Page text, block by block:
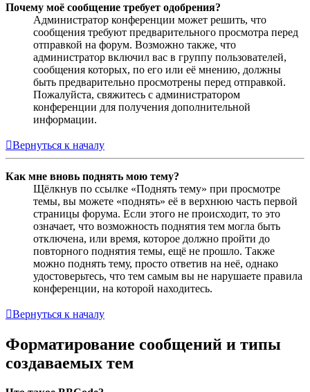
Почему моё сообщение требует одобрения?
Администратор конференции может решить, что
сообщения требуют предварительного просмотра перед
отправкой на форум. Возможно также, что
администратор включил вас в группу пользователей,
сообщения которых, по его или её мнению, должны
быть предварительно просмотрены перед отправкой.
Пожалуйста, свяжитесь с администратором
конференции для получения дополнительной
информации.
Вернуться к началу
Как мне вновь поднять мою тему?
Щёлкнув по ссылке «Поднять тему» при просмотре
темы, вы можете «поднять» её в верхнюю часть первой
страницы форума. Если этого не происходит, то это
означает, что возможность поднятия тем могла быть
отключена, или время, которое должно пройти до
повторного поднятия темы, ещё не прошло. Также
можно поднять тему, просто ответив на неё, однако
удостоверьтесь, что тем самым вы не нарушаете правила
конференции, на которой находитесь.
Вернуться к началу
Форматирование сообщений и типы
создаваемых тем